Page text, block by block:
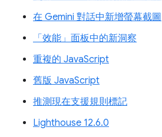
在 Gemini 對話中新增螢幕截圖
「效能」面板中的新洞察
重複的 JavaScript
舊版 JavaScript
推測現在支援規則標記
Lighthouse 12.6.0